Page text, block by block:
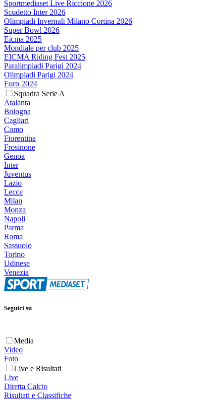
Sportmediaset Live Riccione 2026
Scudetto Inter 2026
Olimpiadi Invernali Milano Cortina 2026
Super Bowl 2026
Eicma 2025
Mondiale per club 2025
EICMA Riding Fest 2025
Paralimpiadi Parigi 2024
Olimpiadi Parigi 2024
Euro 2024
Squadra Serie A
Atalanta
Bologna
Cagliari
Como
Fiorentina
Frosinone
Genoa
Inter
Juventus
Lazio
Lecce
Milan
Monza
Napoli
Parma
Roma
Sassuolo
Torino
Udinese
Venezia
Seguici su
Media
Video
Foto
Live e Risultati
Live
Diretta Calcio
Risultati e Classifiche